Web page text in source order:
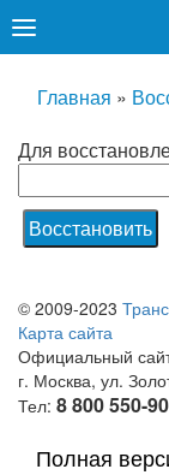
Главная »
Для
© 2009-2023
Карта сайта
Официальный
г. Москва, ул.
Тел: 8 800 550-
Полная